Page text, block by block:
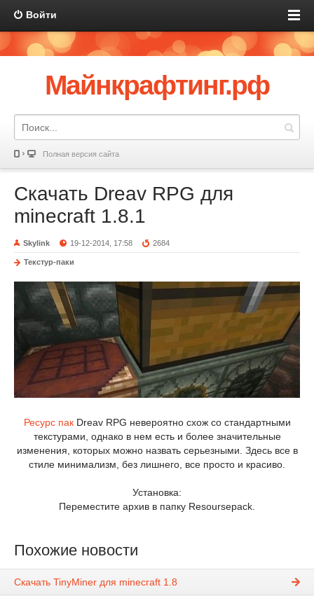
Войти
Майнкрафтинг.рф
Полная версия сайта
Скачать Dreav RPG для
minecraft 1.8.1
Skylink 19-12-2014, 17:58 2684
Текстур-паки
Ресурс пакDreav RPG невероятно схож со стандартными
текстурами, однако в нем есть и более значительные
изменения, которых можно назвать серьезными. Здесь все в
стиле минимализм, без лишнего, все просто и красиво.
Установка:
Переместите архив в папку Resoursepack.
Похожие новости
Скачать TinyMiner для minecraft 1.8